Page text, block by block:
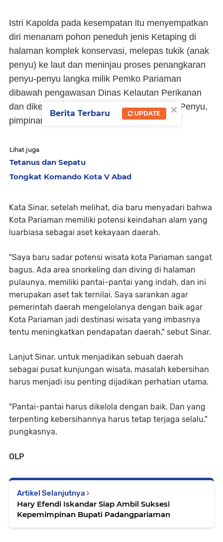
Istri Kapolda pada kesempatan itu menyempatkan
diri menanam pohon peneduh jenis Ketaping di
halaman komplek konservasi, melepas tukik (anak
penyu) ke laut dan meninjau proses penangkaran
penyu-penyu langka milik Pemko Pariaman
dibawah pengawasan Dinas Kelautan Perikanan
dan dikelola penuh oleh UPTD Konservasi Penyu,
pimpinan Chitra Aditur Bahri.
Lihat juga
Tetanus dan Sepatu
Tongkat Komando Kota V Abad
Kata Sinar, setelah melihat, dia baru menyadari bahwa
Kota Pariaman memiliki potensi keindahan alam yang
luarbiasa sebagai aset kekayaan daerah.
"Saya baru sadar potensi wisata kota Pariaman sangat
bagus. Ada area snorkeling dan diving di halaman
pulaunya, memiliki pantai-pantai yang indah, dan ini
merupakan aset tak ternilai. Saya sarankan agar
pemerintah daerah mengelolanya dengan baik agar
Kota Pariaman jadi destinasi wisata yang imbasnya
tentu meningkatkan pendapatan daerah," sebut Sinar.
Lanjut Sinar, untuk menjadikan sebuah daerah
sebagai pusat kunjungan wisata, masalah kebersihan
harus menjadi isu penting dijadikan perhatian utama.
"Pantai-pantai harus dikelola dengan baik. Dan yang
terpenting kebersihannya harus tetap terjaga selalu,"
pungkasnya.
OLP
Artikel Selanjutnya
Hary Efendi Iskandar Siap Ambil Suksesi
Kepemimpinan Bupati Padangpariaman
×
Berita Terbaru UPDATE